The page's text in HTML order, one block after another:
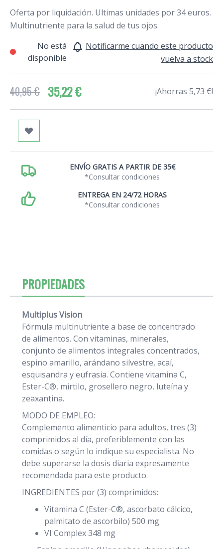
Oferta por liquidación. Ultimas unidades por 34 euros.
Multinutriente para la salud de tus ojos.
No está
disponible
Notificarme cuando este producto
vuelva a stock
40,95 € 35,22 € ¡Ahorras 5,73 €!
ENVÍO GRATIS A PARTIR DE 35€
*Consultar condiciones
ENTREGA EN 24/72 HORAS
*Consultar condiciones
PROPIEDADES
Multiplus Vision
Fórmula multinutriente a base de concentrado
de alimentos. Con vitaminas, minerales,
conjunto de alimentos integrales concentrados,
espino amarillo, arándano silvestre, acaí,
esquisandra y eufrasia. Contiene vitamina C,
Ester-C®, mirtilo, grosellero negro, luteína y
zeaxantina.
MODO DE EMPLEO:
Complemento alimenticio para adultos, tres (3)
comprimidos al día, preferiblemente con las
comidas o según lo indique su especialista. No
debe superarse la dosis diaria expresamente
recomendada para este producto.
INGREDIENTES por (3) comprimidos:
Vitamina C (Ester-C®, ascorbato cálcico,
palmitato de ascorbilo) 500 mg
VI Complex 348 mg